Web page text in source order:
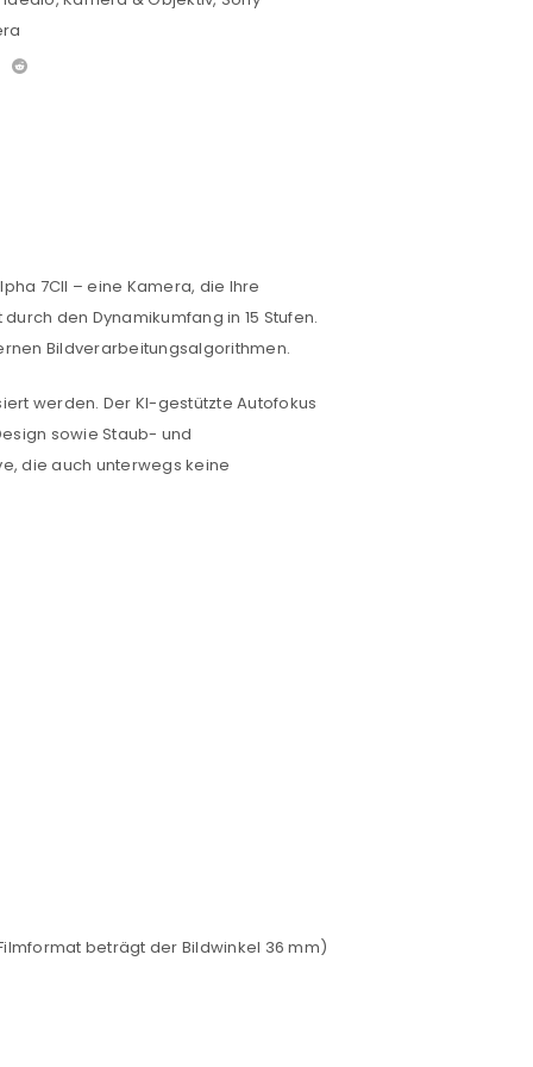
7CII – eine Kamera, die Ihre
den Dynamikumfang in 15 Stufen.
Bildverarbeitungsalgorithmen.
werden. Der KI-gestützte Autofokus
sowie Staub- und
die auch unterwegs keine
beträgt der Bildwinkel 36 mm)